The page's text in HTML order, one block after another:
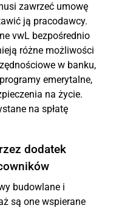
zawrzeć umowę
ją pracodawcy.
vwL bezpośrednio
różne możliwości
w banku,
emerytalne,
na życie.
na spłatę
dodatek
budowlane i
są one wspierane